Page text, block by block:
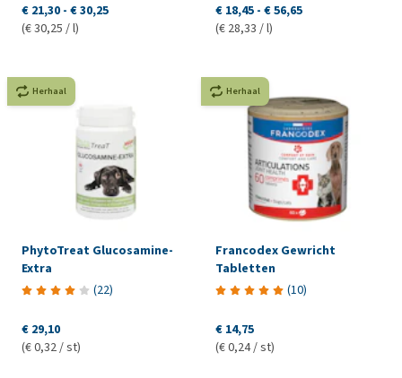
€ 21,30 - € 30,25
(€ 30,25 / l)
€ 18,45 - € 56,65
(€ 28,33 / l)
Herhaal
PhytoTreat Glucosamine-
Extra
(22)
€ 29,10
(€ 0,32 / st)
Herhaal
Francodex Gewricht
Tabletten
(10)
€ 14,75
(€ 0,24 / st)